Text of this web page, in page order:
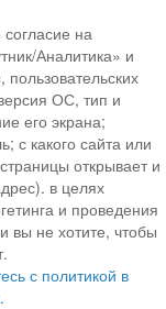
на
Аналитика» и
ОС, тип и
его экрана;
с какого сайта или
открывает и
в целях
и проведения
вы не хотите, чтобы
с политикой в